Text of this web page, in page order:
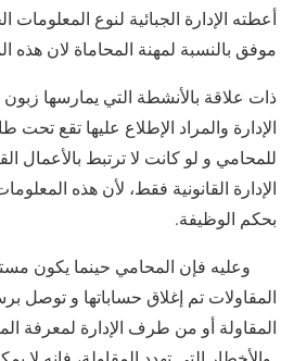
أعطته الإدارة الجبائية لنوع المعلومات
موفق بالنسبة لمهنة المحاماة لان هذه
ذات علاقة بالأنشطة التي يمارسها
الإدارة والمراد الإطلاع عليها تقع تحت
للمحامي و لو كانت لا ترتبط بالأعمال
الإدارة القانونية فقط، لأن هذه
بحكم الوظيفة.
وعليه فإن المحامي حينما يكون
المقاولات تم إغلاق حساباتها و توصل
المقاولة أو من طرف الإدارة لمعرفة